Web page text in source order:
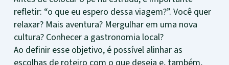
refletir: “o que eu espero dessa viagem?”. Você quer
relaxar? Mais aventura? Mergulhar em uma nova
cultura? Conhecer a gastronomia local?
Ao definir esse objetivo, é possível alinhar as